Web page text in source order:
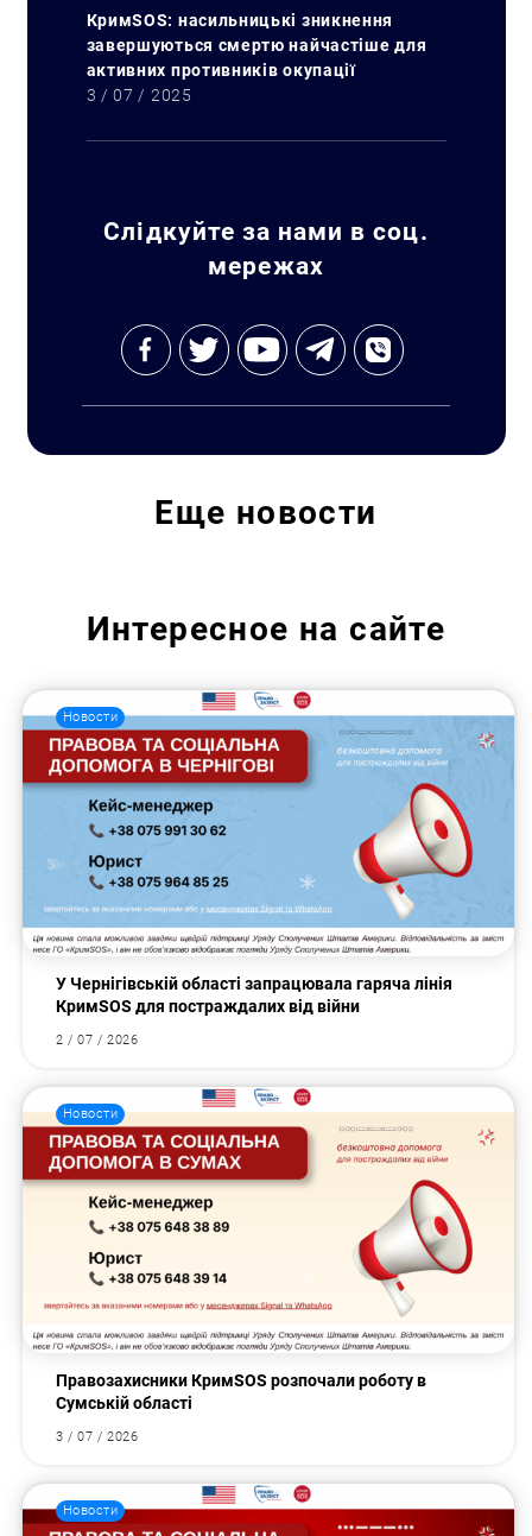
Искать:
КримSOS: насильницькі зникнення
завершуються смертю найчастіше для
активних противників окупації
3 / 07 / 2025
Слідкуйте за нами в соц.
мережах
Еще новости
Интересное на сайте
Новости
У Чернігівській області запрацювала гаряча лінія
КримSOS для постраждалих від війни
2 / 07 / 2026
Новости
Правозахисники КримSOS розпочали роботу в
Сумській області
3 / 07 / 2026
Новости